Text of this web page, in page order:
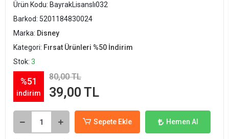
Ürün Kodu: BayrakLisanslı032
Barkod: 5201184830024
Marka: Disney
Kategori: Fırsat Ürünleri %50 İndirim
Stok: 3
%51
indirim
80,00 TL
39,00 TL
Sepete Ekle Hemen Al